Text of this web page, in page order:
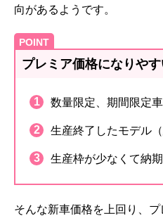
向があるようです。
プレミア価格になりや
数量限定、期間限定車
生産終了したモデル（
生産枠が少なくて納
そんな新車価格を上回り、